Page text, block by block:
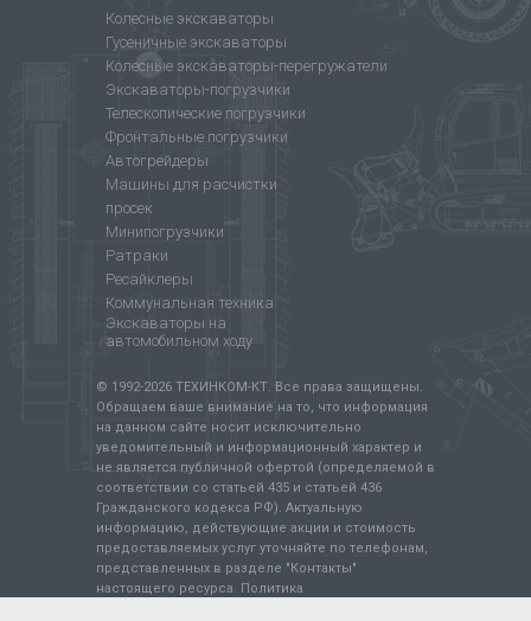
© 1992-2026 ТЕХИНКОМ-КТ. Все права защищены.
Обращаем ваше внимание на то, что информация
на данном сайте носит исключительно
уведомительный и информационный характер и
не является публичной офертой (определяемой в
соответствии со статьей 435 и статьей 436
Гражданского кодекса РФ). Актуальную
информацию, действующие акции и стоимость
предоставляемых услуг уточняйте по телефонам,
представленных в разделе "Контакты"
настоящего ресурса. Политика
Колесные экскаваторы
Гусеничные экскаваторы
Колесные экскаваторы-перегружатели
Экскаваторы-погрузчики
Телескопические погрузчики
Фронтальные погрузчики
Автогрейдеры
Машины для расчистки
просек
Минипогрузчики
Ратраки
Ресайклеры
Коммунальная техника
Экскаваторы на
автомобильном ходу